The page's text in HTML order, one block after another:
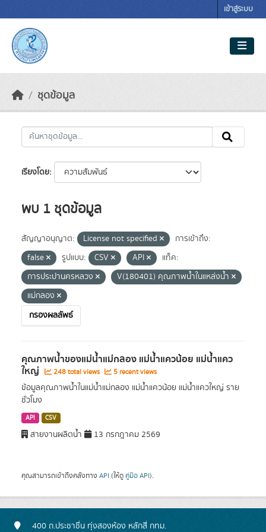
เข้าสู่ระบบ
ชุดข้อมูล
เรียงโดย
พบ 1 ชุดข้อมูล
สัญญาอนุญาต: License not specified
การเข้าถึง:
false
รูปแบบ: CSV API
แท็ค:
การประปานครหลวง
V(180401) คุณภาพน้ำในแหล่งน้ำ
แม่กลอง
กรองผลลัพธ์
คุณภาพน้ำของแม่น้ำแม่กลอง แม่น้ำแควน้อย แม่น้ำแคว
ใหญ่ 248 total views 5 recent views
ข้อมูลคุณภาพน้ำในแม่น้ำแม่กลอง แม่น้ำแควน้อย แม่น้ำแควใหญ่ ราย
ชั่วโมง
API CSV
สายงานผลิตน้ำ 13 กรกฎาคม 2569
คุณสามารถเข้าถึงคลังทาง API (ให้ดู คู่มือ API).
400 ถ.ประชาชื่น ทุ่งสองห้อง หลักสี่ กทม.